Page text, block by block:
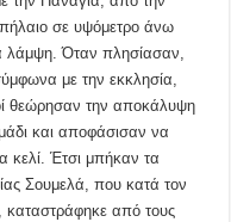
σε υψόμετρο άνω
λάμψη. Όταν πλησίασαν,
με την εκκλησία,
θεώρησαν την αποκάλυψη
και αποφάσισαν να
κελί. Έτσι μπήκαν τα
Σουμελά, που κατά τον
καταστράφηκε από τους